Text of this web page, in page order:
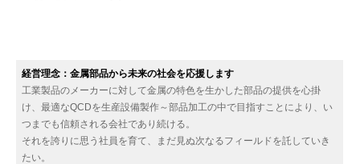
経営理念：金属部品から未来の社会を応援します
工業製品のメーカーに対して金属の特色を生かした部品の提供を心掛
け、最適なQCDを生産設備製作～部品加工の中で目指すことにより、い
つまでも信頼される会社であり続ける。
それを誇りに思う社員を育て、まだ見ぬ次なるフィールドを託していき
たい。